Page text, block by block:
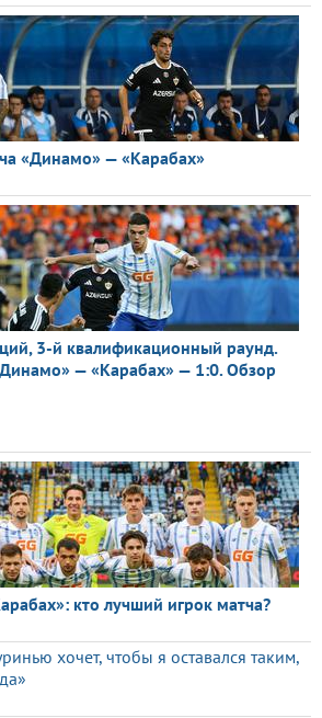
«Динамо» — «Карабах»
3-й квалификационный раунд.
— «Карабах» — 1:0. Обзор
кто лучший игрок матча?
хочет, чтобы я оставался таким,